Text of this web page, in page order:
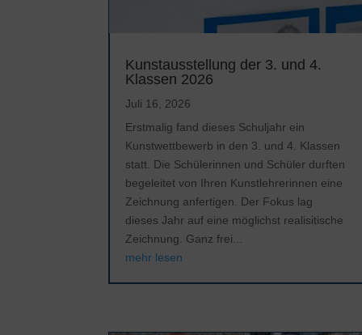
Kunstausstellung der 3. und 4.
Klassen 2026
Juli 16, 2026
Erstmalig fand dieses Schuljahr ein
Kunstwettbewerb in den 3. und 4. Klassen
statt. Die Schülerinnen und Schüler durften
begeleitet von Ihren Kunstlehrerinnen eine
Zeichnung anfertigen. Der Fokus lag
dieses Jahr auf eine möglichst realisitische
Zeichnung. Ganz frei...
mehr lesen